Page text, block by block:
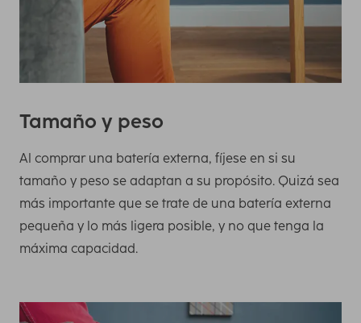
Tamaño y peso
Al comprar una batería externa, fíjese en si su
tamaño y peso se adaptan a su propósito. Quizá sea
más importante que se trate de una batería externa
pequeña y lo más ligera posible, y no que tenga la
máxima capacidad.